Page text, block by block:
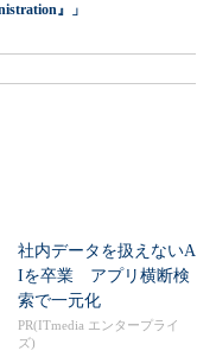
』」
社内データを扱えないA
Iを卒業 アプリ横断検
索で一元化
PR(ITmedia エンタープライ
ズ)